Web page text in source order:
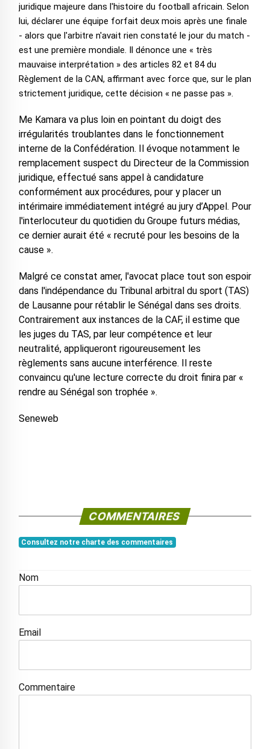
juridique majeure dans l'histoire du football africain. Selon
lui, déclarer une équipe forfait deux mois après une finale
- alors que l'arbitre n'avait rien constaté le jour du match -
est une première mondiale. Il dénonce une « très
mauvaise interprétation » des articles 82 et 84 du
Règlement de la CAN, affirmant avec force que, sur le plan
strictement juridique, cette décision « ne passe pas ».
Me Kamara va plus loin en pointant du doigt des
irrégularités troublantes dans le fonctionnement
interne de la Confédération. Il évoque notamment le
remplacement suspect du Directeur de la Commission
juridique, effectué sans appel à candidature
conformément aux procédures, pour y placer un
intérimaire immédiatement intégré au jury d’Appel. Pour
l'interlocuteur du quotidien du Groupe futurs médias,
ce dernier aurait été « recruté pour les besoins de la
cause ».
Malgré ce constat amer, l'avocat place tout son espoir
dans l'indépendance du Tribunal arbitral du sport (TAS)
de Lausanne pour rétablir le Sénégal dans ses droits.
Contrairement aux instances de la CAF, il estime que
les juges du TAS, par leur compétence et leur
neutralité, appliqueront rigoureusement les
règlements sans aucune interférence. Il reste
convaincu qu'une lecture correcte du droit finira par «
rendre au Sénégal son trophée ».
Seneweb
COMMENTAIRES
Consultez notre charte des commentaires
Nom
Email
Commentaire